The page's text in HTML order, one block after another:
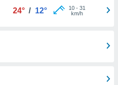
24° / 12° 10- 31
km/h